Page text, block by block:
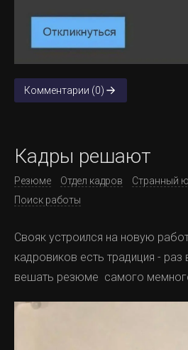
Комментарии (0)
Кадры решают
Резюме Отдел кадров Странный
Поиск работы
Свояк устроился на новую
кадровиков есть традиция -
вешать резюме самого